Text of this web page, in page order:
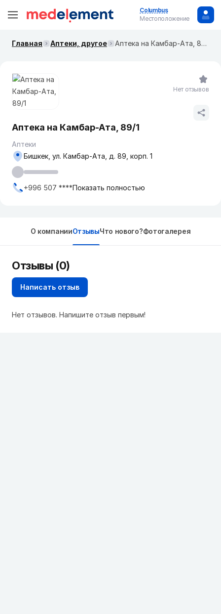
Columbus
Местоположение
Главная Аптеки, другое Аптека на Камбар-Ата, 89/1
Аптека на Камбар-Ата, 89/1
Аптеки
Бишкек, ул. Камбар-Ата, д. 89, корп. 1
+996 507 ****Показать полностью
Нет отзывов
О компанииОтзывыЧто нового?Фотогалерея
Отзывы (0)
Написать отзыв
Нет отзывов. Напишите отзыв первым!